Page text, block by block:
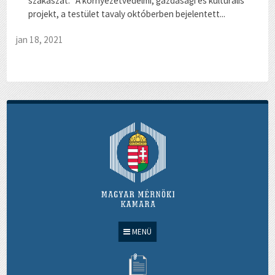
MENÜ
projekt, a testület tavaly októberben bejelentett...
jan 18, 2021